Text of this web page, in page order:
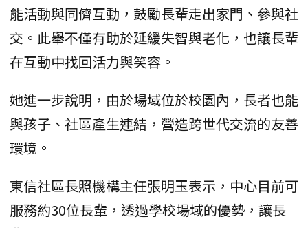
能活動與同儕互動，鼓勵長輩走出家門、參與社
交。此舉不僅有助於延緩失智與老化，也讓長輩
在互動中找回活力與笑容。
她進一步說明，由於場域位於校園內，長者也能
與孩子、社區產生連結，營造跨世代交流的友善
環境。
東信社區長照機構主任張明玉表示，中心目前可
服務約30位長輩，透過學校場域的優勢，讓長